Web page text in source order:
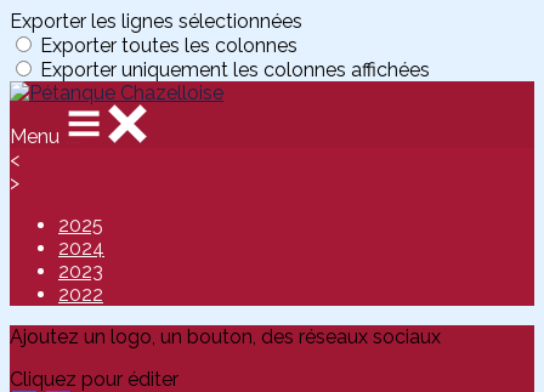
Exporter les lignes sélectionnées
Exporter toutes les colonnes
Exporter uniquement les colonnes affichées
Menu
<
>
2025
2024
2023
2022
Ajoutez un logo, un bouton, des réseaux sociaux
Cliquez pour éditer